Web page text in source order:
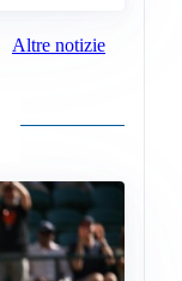
Altre notizie